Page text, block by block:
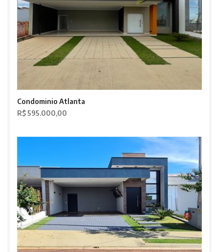
Condominio Atlanta
R$ 595.000,00